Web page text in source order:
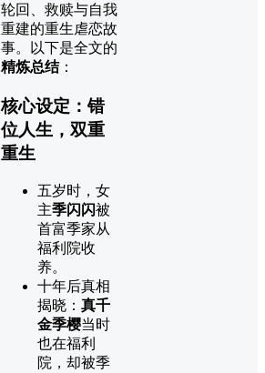
轮回、救赎与自我
重建的重生虐恋故
事。以下是全文的
精炼总结：
核心设定：错
位人生，双重
重生
五岁时，女
主季闪闪被
首富季家从
福利院收
养。
十年后真相
揭晓： 真千
金季樱当时
也在福利
院，却被季